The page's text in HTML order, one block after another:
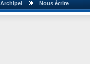
Archipel Nous écrire